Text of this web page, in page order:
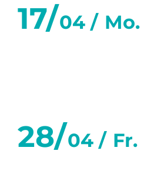
17/04 / Mo.
28/04 / Fr.